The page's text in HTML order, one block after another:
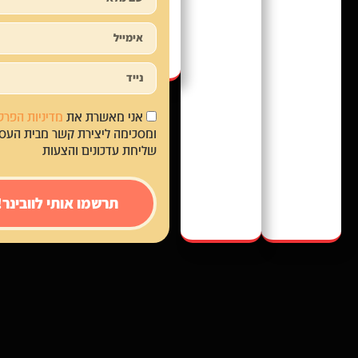
אני מאשרת את מדיניות
ומסכימה ליצירת קשר מבית
שליחת עדכונים והצעות
תרשמו אותי